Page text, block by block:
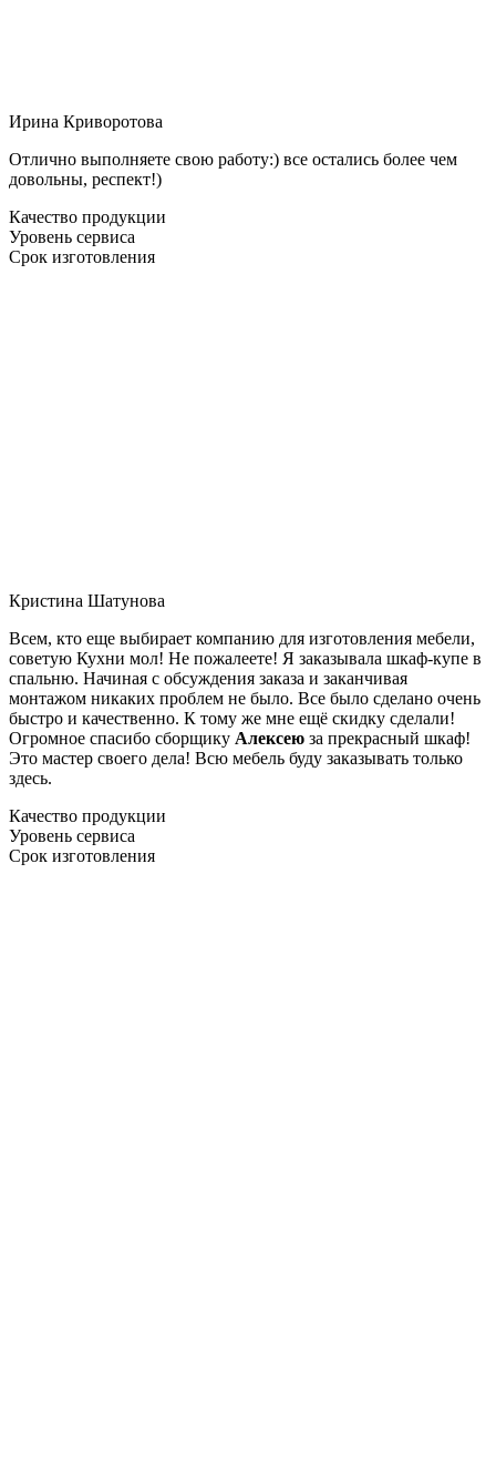
Ирина Криворотова
Отлично выполняете свою работу:) все остались более чем
довольны, респект!)
Качество продукции
Уровень сервиса
Срок изготовления
Кристина Шатунова
Всем, кто еще выбирает компанию для изготовления мебели,
советую Кухни мол! Не пожалеете! Я заказывала шкаф-купе в
спальню. Начиная с обсуждения заказа и заканчивая
монтажом никаких проблем не было. Все было сделано очень
быстро и качественно. К тому же мне ещё скидку сделали!
Огромное спасибо сборщику Алексею за прекрасный шкаф!
Это мастер своего дела! Всю мебель буду заказывать только
здесь.
Качество продукции
Уровень сервиса
Срок изготовления